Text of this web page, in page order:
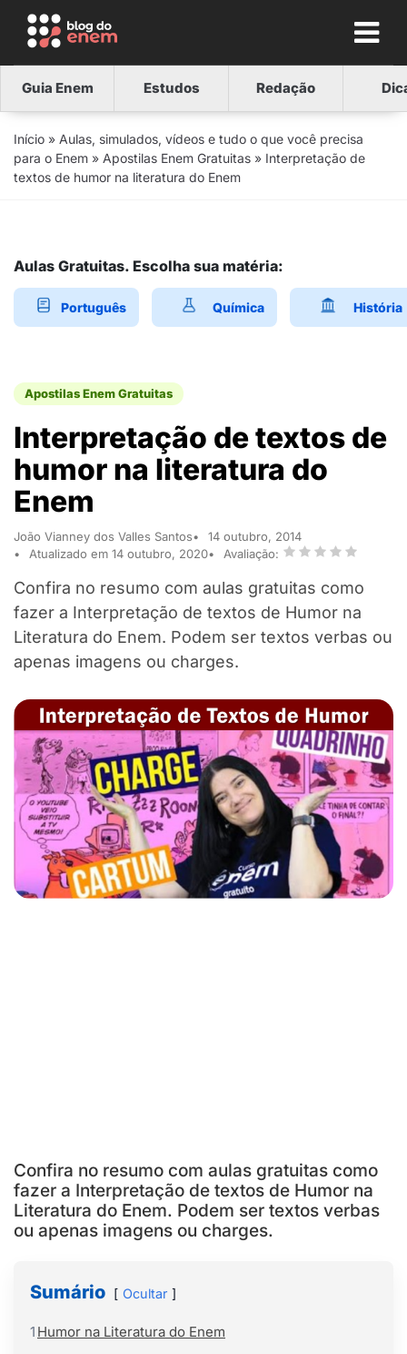
Guia Enem Estudos Redação
Início » Aulas, simulados, vídeos e tudo o que você precisa
para o Enem » Apostilas Enem Gratuitas » Interpretação de
textos de humor na literatura do Enem
Aulas Gratuitas. Escolha sua matéria:
Português Química História
Apostilas Enem Gratuitas
Interpretação de textos de
humor na literatura do
Enem
João Vianney dos Valles Santos
14 outubro, 2014
Atualizado em 14 outubro, 2020
Avaliação:
Confira no resumo com aulas gratuitas como
fazer a Interpretação de textos de Humor na
Literatura do Enem. Podem ser textos verbas ou
apenas imagens ou charges.
Confira no resumo com aulas gratuitas como
fazer a Interpretação de textos de Humor na
Literatura do Enem. Podem ser textos verbas
ou apenas imagens ou charges.
Sumário Ocultar
1 Humor na Literatura do Enem